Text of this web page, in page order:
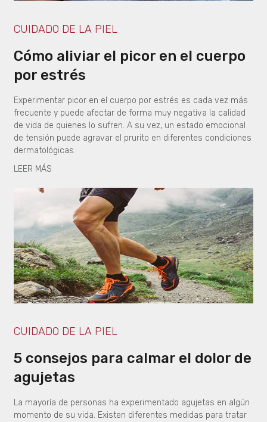
CUIDADO DE LA PIEL
Cómo aliviar el picor en el cuerpo
por estrés
Experimentar picor en el cuerpo por estrés es cada vez más
frecuente y puede afectar de forma muy negativa la calidad
de vida de quienes lo sufren. A su vez, un estado emocional
de tensión puede agravar el prurito en diferentes condiciones
dermatológicas.
LEER MÁS
CUIDADO DE LA PIEL
5 consejos para calmar el dolor de
agujetas
La mayoría de personas ha experimentado agujetas en algún
momento de su vida. Existen diferentes medidas para tratar